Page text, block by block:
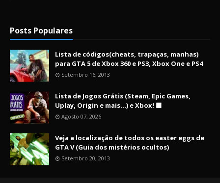
Posts Populares
Lista de códigos(cheats, trapaças, manhas)
para GTA 5 de Xbox 360 e PS3, Xbox One e PS4
Setembro 16, 2013
Lista de Jogos Grátis (Steam, Epic Games,
Uplay, Origin e mais...) e Xbox! 🟩
Agosto 07, 2026
Veja a localização de todos os easter eggs de
GTA V (Guia dos mistérios ocultos)
Setembro 20, 2013